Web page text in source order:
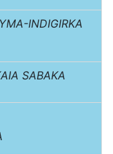
INDIGIRKA
SABAKA